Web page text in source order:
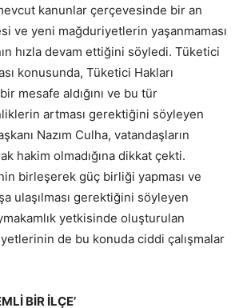
kanunlar çerçevesinde bir an
ve yeni mağduriyetlerin yaşanmaması
hızla devam ettiğini söyledi. Tüketici
konusunda, Tüketici Hakları
mesafe aldığını ve bu tür
artması gerektiğini söyleyen
Nazım Culha, vatandaşların
hakim olmadığına dikkat çekti.
birleşerek güç birliği yapması ve
ulaşılması gerektiğini söyleyen
yetkisinde oluşturulan
de bu konuda ciddi çalışmalar
BİR İLÇE’